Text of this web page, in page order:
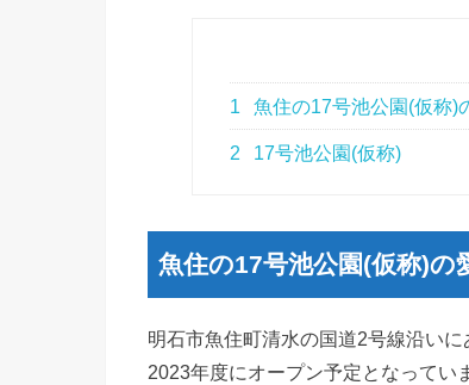
1 魚住の17号池公園(仮称)
2 17号池公園(仮称)
魚住の17号池公園(仮称)の
明石市魚住町清水の国道2号線沿い
2023年度にオープン予定となってい